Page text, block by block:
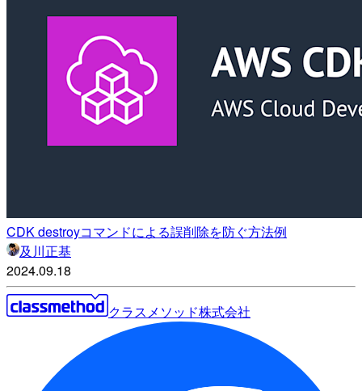
CDK destroyコマンドによる誤削除を防ぐ方法例
及川正基
2024.09.18
クラスメソッド株式会社